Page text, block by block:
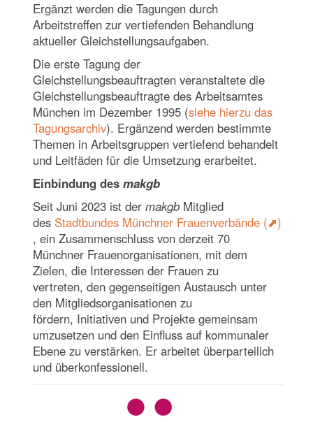
Ergänzt werden die Tagungen durch
Arbeitstreffen zur vertiefenden Behandlung
aktueller Gleichstellungsaufgaben.
Die erste Tagung der
Gleichstellungsbeauftragten veranstaltete die
Gleichstellungsbeauftragte des Arbeitsamtes
München im Dezember 1995 (siehe hierzu das
Tagungsarchiv). Ergänzend werden bestimmte
Themen in Arbeitsgruppen vertiefend behandelt
und Leitfäden für die Umsetzung erarbeitet.
Einbindung desmakgb
Seit Juni 2023 ist dermakgb Mitglied
des Stadtbundes Münchner Frauenverbände
, ein Zusammenschluss von derzeit 70
Münchner Frauenorganisationen, mit dem
Zielen, die Interessen der Frauen zu
vertreten, den gegenseitigen Austausch unter
den Mitgliedsorganisationen zu
fördern, Initiativen und Projekte gemeinsam
umzusetzen und den Einfluss auf kommunaler
Ebene zu verstärken. Er arbeitet überparteilich
und überkonfessionell.